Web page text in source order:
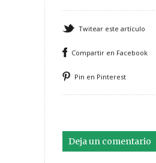
Twitear este artículo
Compartir en Facebook
Pin en Pinterest
Deja un comentario